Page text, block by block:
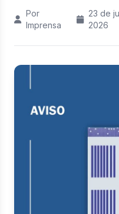
Por
Imprensa
23 de
2026